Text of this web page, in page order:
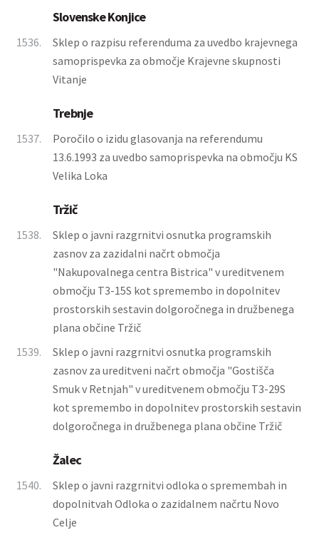
Slovenske Konjice
1536.
Sklep o razpisu referenduma za uvedbo krajevnega
samoprispevka za območje Krajevne skupnosti
Vitanje
Trebnje
1537.
Poročilo o izidu glasovanja na referendumu
13.6.1993 za uvedbo samoprispevka na območju KS
Velika Loka
Tržič
1538.
Sklep o javni razgrnitvi osnutka programskih
zasnov za zazidalni načrt območja
"Nakupovalnega centra Bistrica" v ureditvenem
območju T3-15S kot spremembo in dopolnitev
prostorskih sestavin dolgoročnega in družbenega
plana občine Tržič
1539.
Sklep o javni razgrnitvi osnutka programskih
zasnov za ureditveni načrt območja "Gostišča
Smuk v Retnjah" v ureditvenem območju T3-29S
kot spremembo in dopolnitev prostorskih sestavin
dolgoročnega in družbenega plana občine Tržič
Žalec
1540.
Sklep o javni razgrnitvi odloka o spremembah in
dopolnitvah Odloka o zazidalnem načrtu Novo
Celje